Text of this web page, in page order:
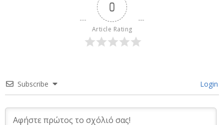
0
Article Rating
Subscribe Login